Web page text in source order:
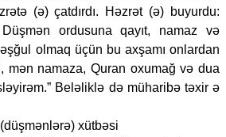
(ə) çatdırdı. Həzrət (ə) buyurdu:
ordusuna qayıt, namaz və
olmaq üçün bu axşamı onlardan
mən namaza, Quran oxumağ və dua
Beləliklə də müharibə təxir ə
xütbəsi